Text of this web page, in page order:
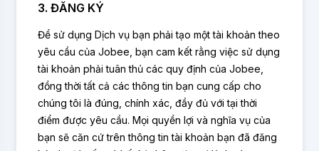
3. ĐĂNG KÝ
Để sử dụng Dịch vụ bạn phải tạo một tài khoản theo
yêu cầu của Jobee, bạn cam kết rằng việc sử dụng
tài khoản phải tuân thủ các quy định của Jobee,
đồng thời tất cả các thông tin bạn cung cấp cho
chúng tôi là đúng, chính xác, đầy đủ với tại thời
điểm được yêu cầu. Mọi quyền lợi và nghĩa vụ của
bạn sẽ căn cứ trên thông tin tài khoản bạn đã đăng